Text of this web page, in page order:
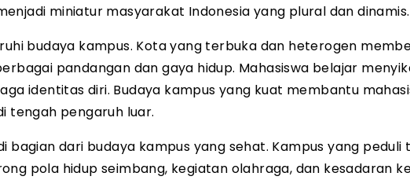
miniatur masyarakat Indonesia yang plural dan dinamis.
budaya kampus. Kota yang terbuka dan heterogen
pandangan dan gaya hidup. Mahasiswa belajar
identitas diri. Budaya kampus yang kuat membantu
tengah pengaruh luar.
bagian dari budaya kampus yang sehat. Kampus yang peduli
pola hidup seimbang, kegiatan olahraga, dan kesadaran